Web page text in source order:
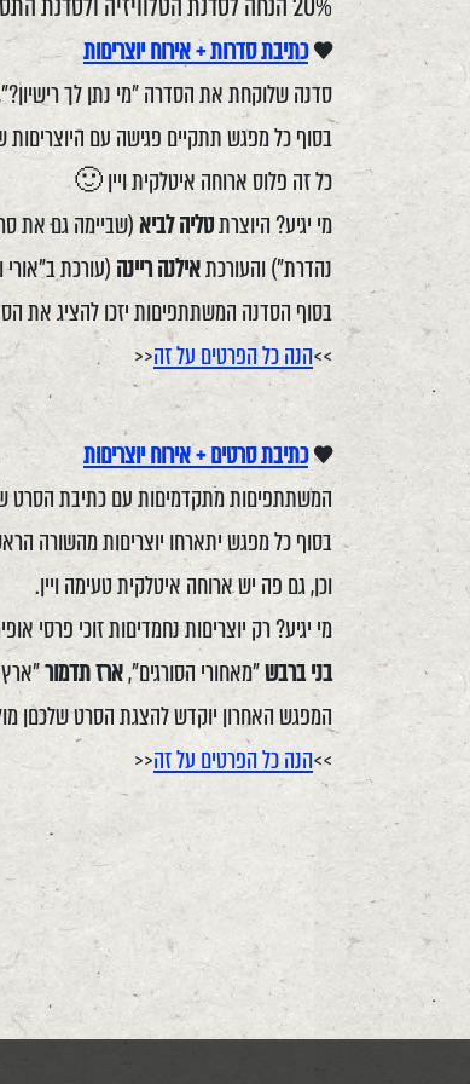
♥כתיבת סדרות + אירוח יוצריםות
סדנה שלוקחת את הסדרה "מי נתן לך
בסוף כל מפגש תתקיים פגישה עם
כל זה פלוס ארוחה איטלקית ויין 🙂
מי יגיע? היוצרתטליה לביא(שביימה גם את
נהדרת") והעורכתאילנה ריינה (עורכת
בסוף הסדנה המשתתפיםות יזכו להציג את
>>הנה כל הפרטים על זה<<
♥כתיבת סרטים + אירוח יוצריםות
המשתתפיםות מתקדמיםות עם כתיבת הסרט
בסוף כל מפגש יתארחו יוצריםות מהשורה
וכן, גם פה יש ארוחה איטלקית טעימה ויין.
מי יגיע? רק יוצריםות נחמדיםות זוכי פרסי
בני ברבש"מאחורי הסורגים",ארז תדמור
המפגש האחרון יוקדש להצגת הסרט שלכםן
>>הנה כל הפרטים על זה<<